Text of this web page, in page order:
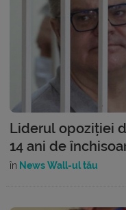
Liderul opoziției
14 ani de
în News Wall-ul tău